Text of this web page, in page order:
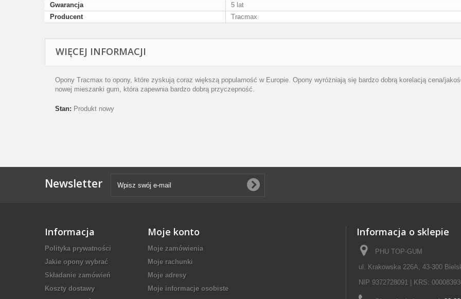
Gwarancja
5 lat
Producent
Tracmax
WIĘCEJ INFORMACJI
Opony Tracmax to opony, które zyskują coraz większą popularność w Europie. Opony wyróżniają się bardzo dobrą korelacją cena/
nowej mieszanki gum, która zapewnia bardzo dobrą przyczepność.
Stan: Produkt nowy
Newsletter
Informacja
Polityka prywatności
Jakie opony wybrać
Składanie zamówień
Koszty dostawy
Moje konto
Moje zamówienia
Moje rachunki
Moje adresy
Moje informacje osobiste
Informacja o sklepie
PHU TOP-GUM
ul. Krakowska 226A, 43-300
NIP 9372728091 | KRS: